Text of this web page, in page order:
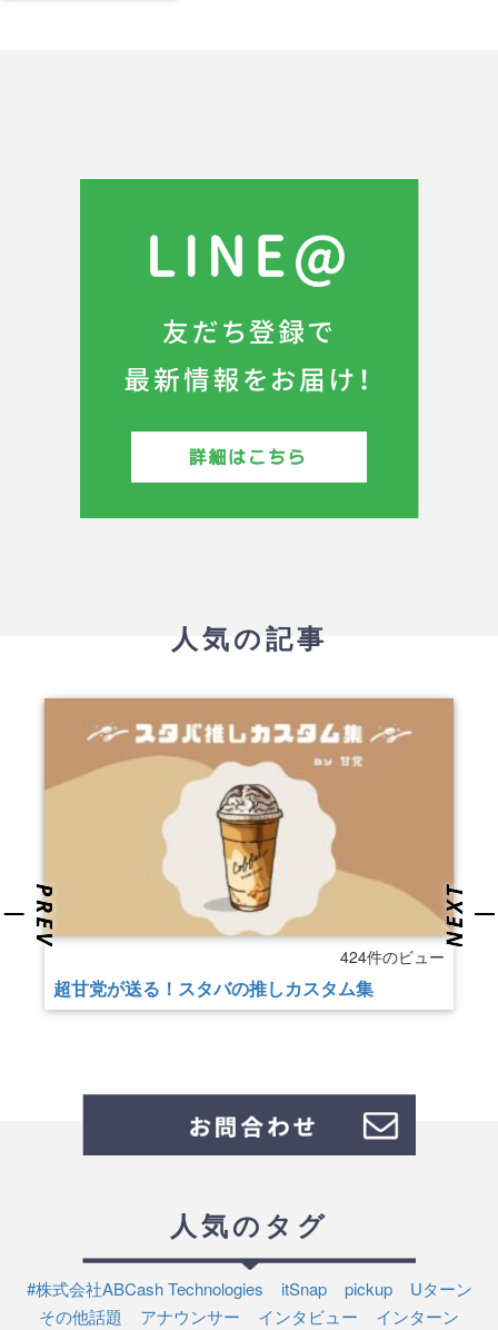
人気の記事
424件のビュー
超甘党が送る！スタバの推しカスタム集
人気のタグ
#株式会社ABCash Technologies itSnap pickup
Uターン
その他話題
アナウンサー インタビュー
インターン